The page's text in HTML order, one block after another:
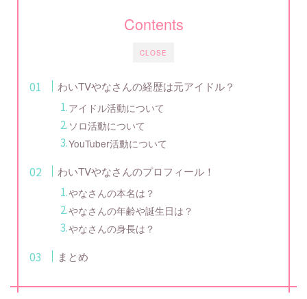
CLOSE
Contents
わいTVやなさんの経歴は元アイドル？
アイドル活動について
ソロ活動について
YouTuber活動について
わいTVやなさんのプロフィール！
やなさんの本名は？
やなさんの年齢や誕生日は？
やなさんの身長は？
まとめ